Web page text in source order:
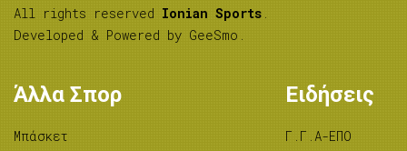
All rights reserved Ionian Sports .
Developed & Powered by GeeSmo .
Άλλα Σπορ
Μπάσκετ
Ειδήσεις
Γ.Γ.Α-ΕΠΟ